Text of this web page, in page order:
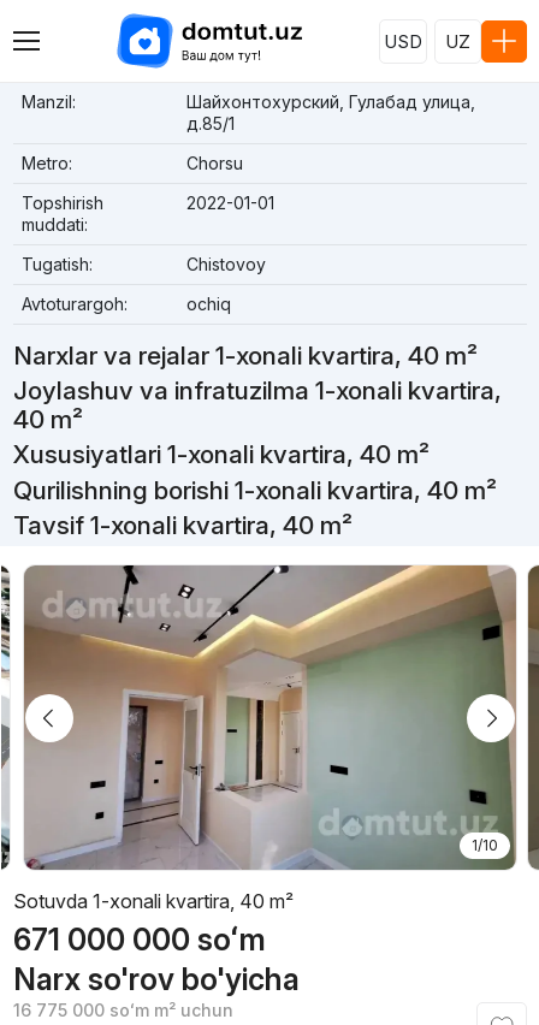
USD UZ
Manzil:
Шайхонтохурский, Гулабад улица,
д.85/1
Metro:
Chorsu
Topshirish
muddati:
2022-01-01
Tugatish:
Chistovoy
Avtoturargoh:
ochiq
Narxlar va rejalar 1-xonali kvartira, 40 m²
Joylashuv va infratuzilma 1-xonali kvartira,
40 m²
Xususiyatlari 1-xonali kvartira, 40 m²
Qurilishning borishi 1-xonali kvartira, 40 m²
Tavsif 1-xonali kvartira, 40 m²
1/10
Sotuvda 1-xonali kvartira, 40 m²
671 000 000 soʻm
Narx so'rov bo'yicha
16 775 000 soʻmm² uchun